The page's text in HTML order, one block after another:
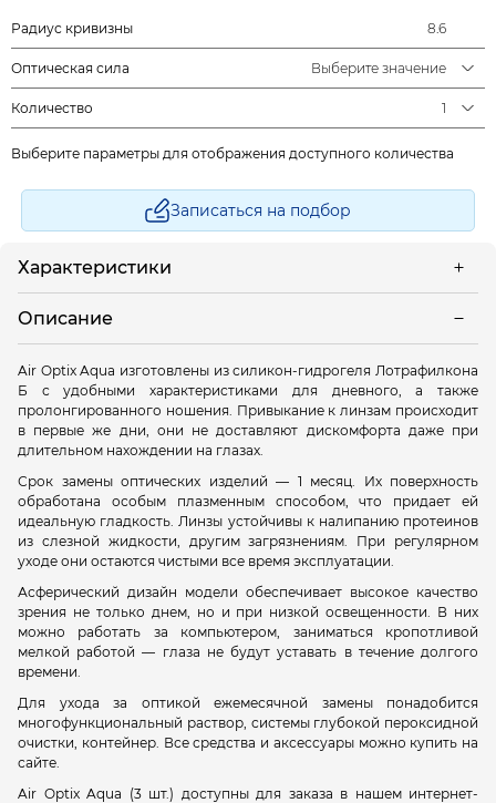
Радиус кривизны 8.6
Оптическая сила Выберите значение
Количество 1
Выберите параметры для отображения доступного количества
Записаться на подбор
Характеристики
Описание
Air Optix Aqua изготовлены из силикон-гидрогеля Лотрафилкона
Б с удобными характеристиками для дневного, а также
пролонгированного ношения. Привыкание к линзам происходит
в первые же дни, они не доставляют дискомфорта даже при
длительном нахождении на глазах.
Срок замены оптических изделий — 1 месяц. Их поверхность
обработана особым плазменным способом, что придает ей
идеальную гладкость. Линзы устойчивы к налипанию протеинов
из слезной жидкости, другим загрязнениям. При регулярном
уходе они остаются чистыми все время эксплуатации.
Асферический дизайн модели обеспечивает высокое качество
зрения не только днем, но и при низкой освещенности. В них
можно работать за компьютером, заниматься кропотливой
мелкой работой — глаза не будут уставать в течение долгого
времени.
Для ухода за оптикой ежемесячной замены понадобится
многофункциональный раствор, системы глубокой пероксидной
очистки, контейнер. Все средства и аксессуары можно купить на
сайте.
Air Optix Aqua (3 шт.) доступны для заказа в нашем интернет-